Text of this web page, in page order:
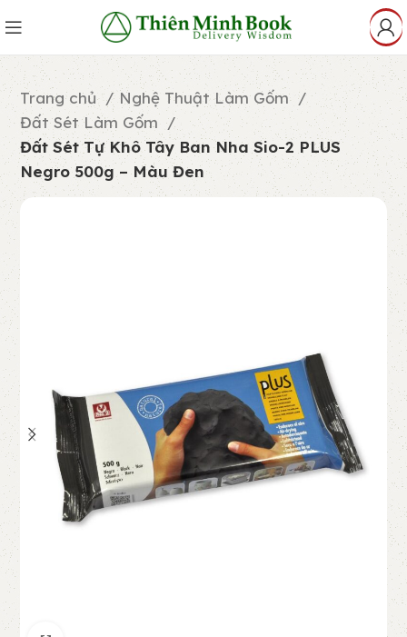
Trang chủ
Nghệ Thuật Làm Gốm
Đất Sét Làm Gốm
Đất Sét Tự Khô Tây Ban Nha Sio-2 PLUS
Negro 500g – Màu Đen